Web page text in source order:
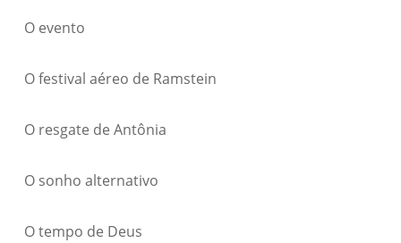
O evento
O festival aéreo de Ramstein
O resgate de Antônia
O sonho alternativo
O tempo de Deus